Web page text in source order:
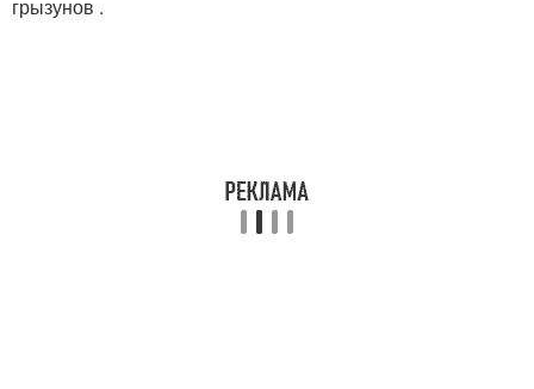
грызунов .